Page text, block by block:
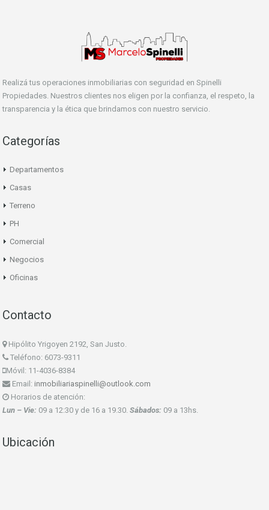
Realizá tus operaciones inmobiliarias con seguridad en Spinelli
Propiedades. Nuestros clientes nos eligen por la confianza, el respeto, la
transparencia y la ética que brindamos con nuestro servicio.
Categorías
Departamentos
Casas
Terreno
PH
Comercial
Negocios
Oficinas
Contacto
Hipólito Yrigoyen 2192, San Justo.
Teléfono: 6073-9311
Móvil: 11-4036-8384
Email: inmobiliariaspinelli@outlook.com
Horarios de atención:
Lun – Vie: 09 a 12:30 y de 16 a 19.30. Sábados: 09 a 13hs.
Ubicación